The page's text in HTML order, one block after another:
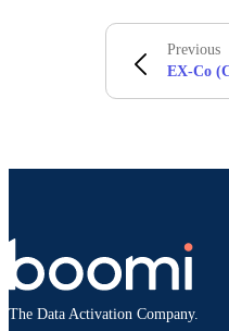
Previous
EX-Co
The Data Activation Company.